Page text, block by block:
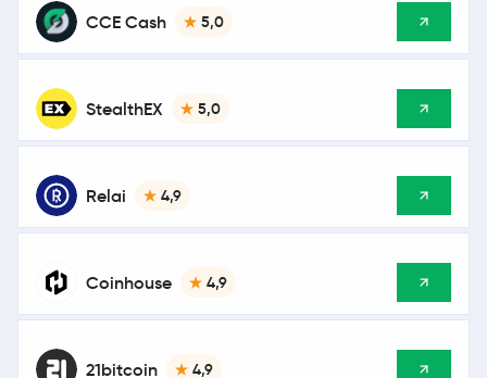
CCE Cash 5,0
StealthEX 5,0
Relai 4,9
Coinhouse 4,9
21bitcoin 4,9